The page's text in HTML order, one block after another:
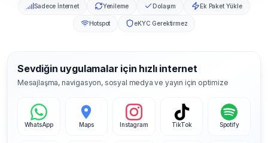
Sadece İnternet Yenileme Dolaşım Ek Paket Yükle
Hotspot eKYC Gerektirmez
Sevdiğin uygulamalar için hızlı internet
Mesajlaşma, navigasyon, sosyal medya ve yayın için optimize
WhatsApp Maps Instagram TikTok Spotify